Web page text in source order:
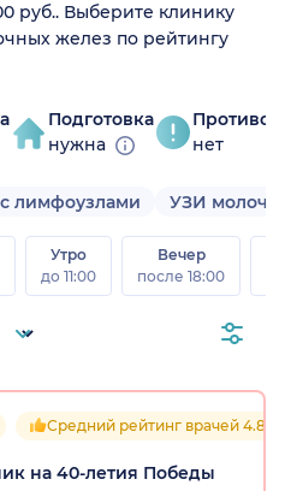
руб.. Выберите клинику
желез по рейтингу
Подготовка
нужна
нет
лимфоузлами УЗИ
Утро
до 11:00
Вечер
после 18:00
Средний рейтинг врачей 4.8
на 40-летия Победы